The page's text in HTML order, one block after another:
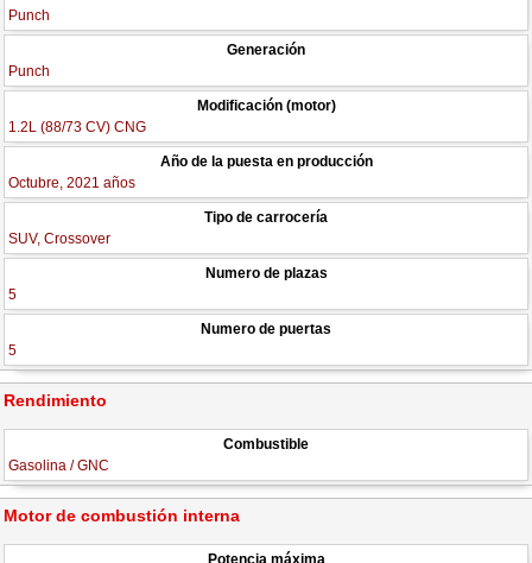
Punch
Generación
Punch
Modificación (motor)
1.2L (88/73 CV) CNG
Año de la puesta en producción
Octubre, 2021 años
Tipo de carrocería
SUV, Crossover
Numero de plazas
5
Numero de puertas
5
Rendimiento
Combustible
Gasolina / GNC
Motor de combustión interna